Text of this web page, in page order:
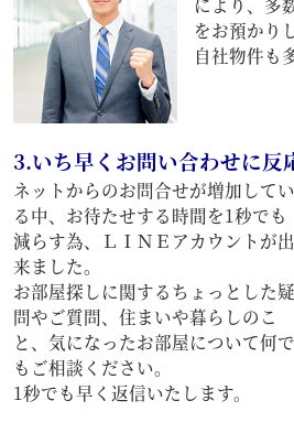
をお預かり
自社物件も
3.いち早くお問い合わせに反
ネットからのお問合せが増加してい
る中、お待たせする時間を1秒でも
減らす為、ＬＩＮＥアカウントが出
来ました。
お部屋探しに関するちょっとした疑
問やご質問、住まいや暮らしのこ
と、気になったお部屋について何で
もご相談ください。
1秒でも早く返信いたします。